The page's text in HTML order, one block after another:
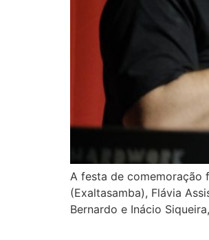
A festa de comemoração
(Exaltasamba), Flávia
Bernardo e Inácio